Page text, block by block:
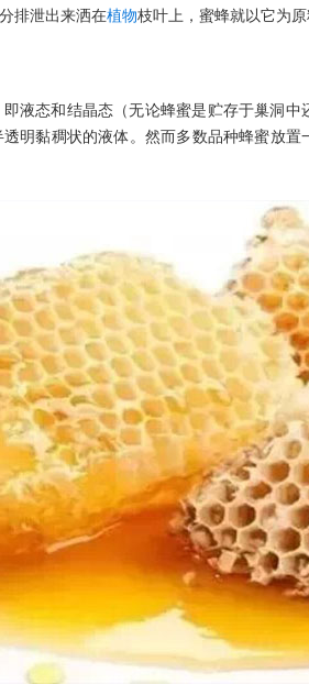
排泄出来洒在植物枝叶上，蜜蜂就以它为原
即液态和结晶态（无论蜂蜜是贮存于巢洞
明黏稠状的液体。然而多数品种蜂蜜放